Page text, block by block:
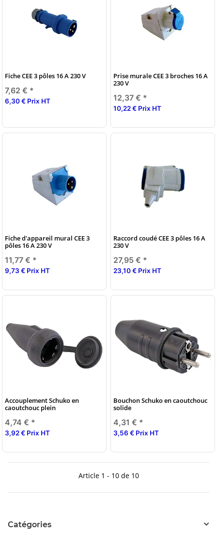
Fiche CEE 3 pôles 16 A 230 V
7,62 € *
6,30 € Prix HT
Prise murale CEE 3 broches 16 A
230 V
12,37 € *
10,22 € Prix HT
Fiche d'appareil mural CEE 3
pôles 16 A 230 V
11,77 € *
9,73 € Prix HT
Raccord coudé CEE 3 pôles 16 A
230 V
27,95 € *
23,10 € Prix HT
Accouplement Schuko en
caoutchouc plein
4,74 € *
3,92 € Prix HT
Bouchon Schuko en caoutchouc
solide
4,31 € *
3,56 € Prix HT
Article 1 - 10 de 10
Catégories